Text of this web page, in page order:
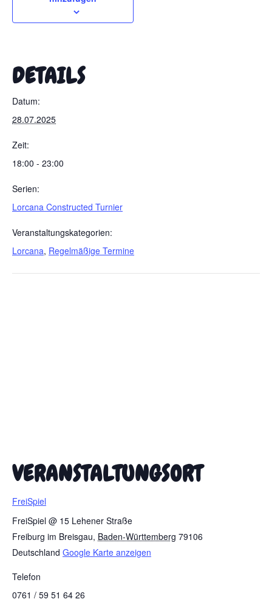
DETAILS
Datum:
28.07.2025
Zeit:
18:00 - 23:00
Serien:
Lorcana Constructed Turnier
Veranstaltungskategorien:
Lorcana, Regelmäßige Termine
VERANSTALTUNGSORT
FreiSpiel
FreiSpiel @ 15 Lehener Straße
Freiburg im Breisgau, Baden-Württemberg 79106
Deutschland Google Karte anzeigen
Telefon
0761 / 59 51 64 26